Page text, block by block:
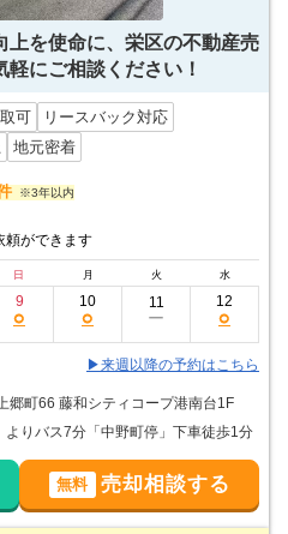
上を使命に、栄区の不動産売
にご相談ください！
可
リースバック対応
地元密着
※3年以内
頼ができます
日 月 火 水
9
○
10
○
11
ー
12
○
▶来週以降の予約はこちら
郷町66 藤和シティコープ港南台1F
よりバス7分「中野町停」下車徒歩1分
無料 売却相談する